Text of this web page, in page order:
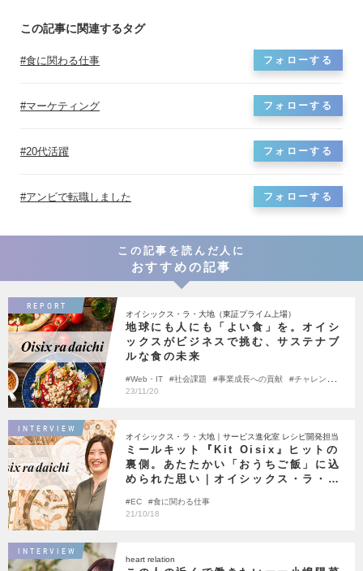
この記事に関連するタグ
食に関わる仕事 フォローする
マーケティング フォローする
20代活躍 フォローする
アンビで転職しました フォローする
この記事を読んだ人に
おすすめの記事
REPORT
オイシックス・ラ・大地（東証プライム上場）
地球にも人にも「よい食」を。オイシ
ックスがビジネスで挑む、サステナブ
ルな食の未来
Web・IT 社会課題 事業成長への貢献
チャレンジで
きる環境
23/11/20
INTERVIEW
オイシックス・ラ・大地｜サービス進化室 レシピ開発担当
ミールキット『Kit Oisix』ヒットの
裏側。あたたかい「おうちご飯」に込
められた思い｜オイシックス・ラ・大
EC
食に関わる仕事
21/10/18
INTERVIEW
heart relation